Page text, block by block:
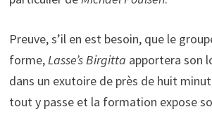
Preuve, s’il en est besoin, que le
forme,Lasse’s Birgitta apportera son
dans un exutoire de près de huit
tout y passe et la formation expose